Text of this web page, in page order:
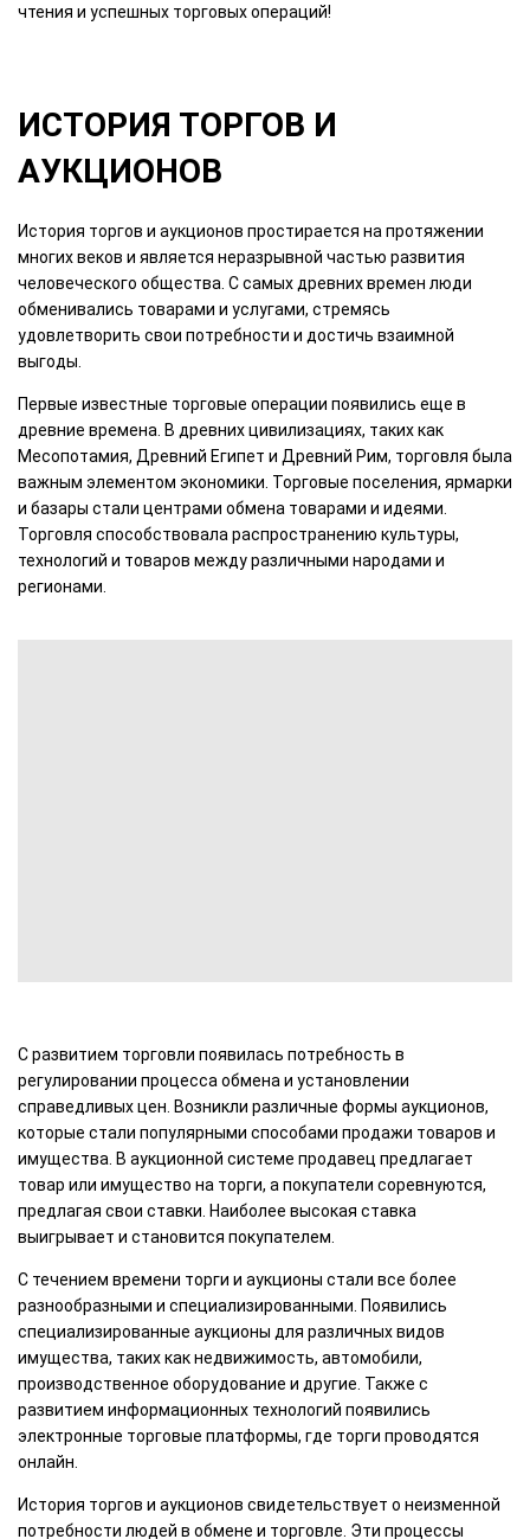
чтения и успешных торговых операций!
ИСТОРИЯ ТОРГОВ И
АУКЦИОНОВ
История торгов и аукционов простирается на протяжении
многих веков и является неразрывной частью развития
человеческого общества. С самых древних времен люди
обменивались товарами и услугами, стремясь
удовлетворить свои потребности и достичь взаимной
выгоды.
Первые известные торговые операции появились еще в
древние времена. В древних цивилизациях, таких как
Месопотамия, Древний Египет и Древний Рим, торговля была
важным элементом экономики. Торговые поселения, ярмарки
и базары стали центрами обмена товарами и идеями.
Торговля способствовала распространению культуры,
технологий и товаров между различными народами и
регионами.
С развитием торговли появилась потребность в
регулировании процесса обмена и установлении
справедливых цен. Возникли различные формы аукционов,
которые стали популярными способами продажи товаров и
имущества. В аукционной системе продавец предлагает
товар или имущество на торги, а покупатели соревнуются,
предлагая свои ставки. Наиболее высокая ставка
выигрывает и становится покупателем.
С течением времени торги и аукционы стали все более
разнообразными и специализированными. Появились
специализированные аукционы для различных видов
имущества, таких как недвижимость, автомобили,
производственное оборудование и другие. Также с
развитием информационных технологий появились
электронные торговые платформы, где торги проводятся
онлайн.
История торгов и аукционов свидетельствует о неизменной
потребности людей в обмене и торговле. Эти процессы